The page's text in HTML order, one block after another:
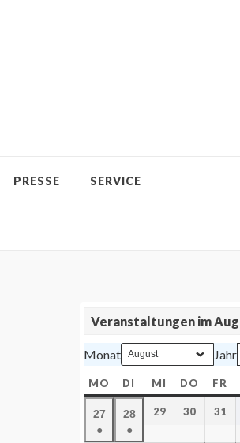
PRESSE SERVICE
Veranstaltungen im
Monat Jahr
MO DI MI DO FR
27
●
28
●
29 30 31